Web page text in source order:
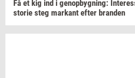
Få et kig ind i genop­byg­ning:
sto­rie steg mar­kant efter bran­den